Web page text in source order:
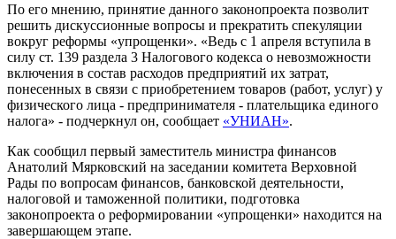
По его мнению, принятие данного законопроекта позволит
решить дискуссионные вопросы и прекратить спекуляции
вокруг реформы «упрощенки». «Ведь с 1 апреля вступила в
силу ст. 139 раздела 3 Налогового кодекса о невозможности
включения в состав расходов предприятий их затрат,
понесенных в связи с приобретением товаров (работ, услуг) у
физического лица - предпринимателя - плательщика единого
налога» - подчеркнул он, сообщает «УНИАН».
Как сообщил первый заместитель министра финансов
Анатолий Мярковский на заседании комитета Верховной
Рады по вопросам финансов, банковской деятельности,
налоговой и таможенной политики, подготовка
законопроекта о реформировании «упрощенки» находится на
завершающем этапе.